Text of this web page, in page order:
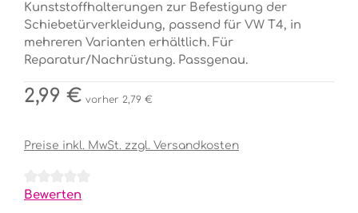
Kunststoffhalterungen zur Befestigung der
Schiebetürverkleidung, passend für VW T4, in
mehreren Varianten erhältlich. Für
Reparatur/Nachrüstung. Passgenau.
Regulärer Preis:
2,99 € vorher 2,79 €
Preise inkl. MwSt. zzgl. Versandkosten
Durchschnittliche Bewertung von 0 von 5 Sternen
Bewerten